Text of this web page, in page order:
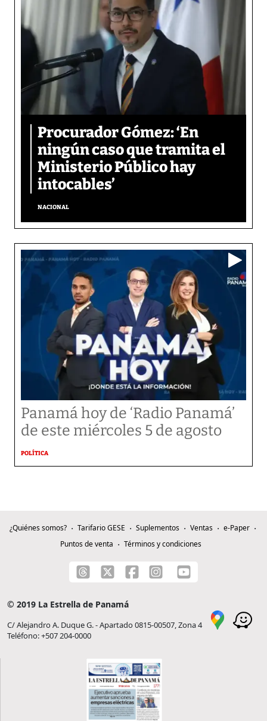
Procurador Gómez: ‘En
ningún caso que tramita el
Ministerio Público hay
intocables’
NACIONAL
Panamá hoy de ‘Radio Panamá’
de este miércoles 5 de agosto
POLÍTICA
¿Quiénes somos? Tarifario GESE Suplementos Ventas
e-Paper
Puntos de venta
Términos y condiciones
© 2019 La Estrella de Panamá
C/ Alejandro A. Duque G. - Apartado 0815-00507, Zona 4
Teléfono: +507 204-0000